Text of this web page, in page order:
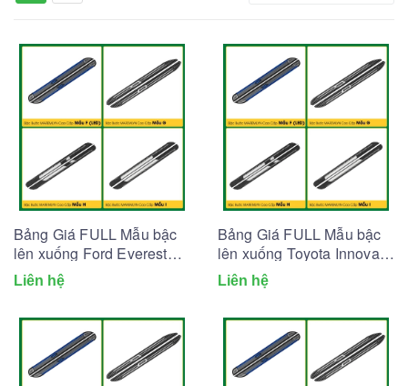
Bảng Giá FULL Mẫu bậc
lên xuống Ford Everest
(Tổng hợp 2026)
Liên hệ
Bảng Giá FULL Mẫu bậc
lên xuống Toyota Innova
(Tổng hợp 2026)
Liên hệ